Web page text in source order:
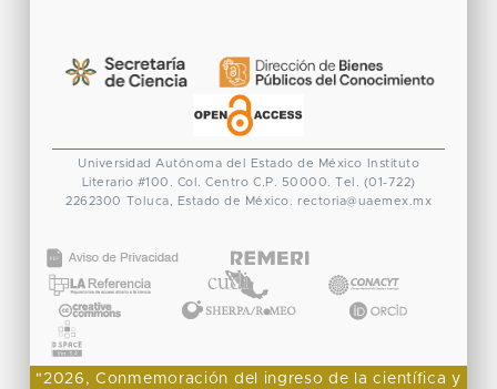
Universidad Autónoma del Estado de México
Instituto
Literario #100. Col. Centro C.P. 50000. Tel. (01-722)
2262300 Toluca, Estado de México. rectoria@uaemex.mx
"2026, Conmemoración del ingreso de la científica y